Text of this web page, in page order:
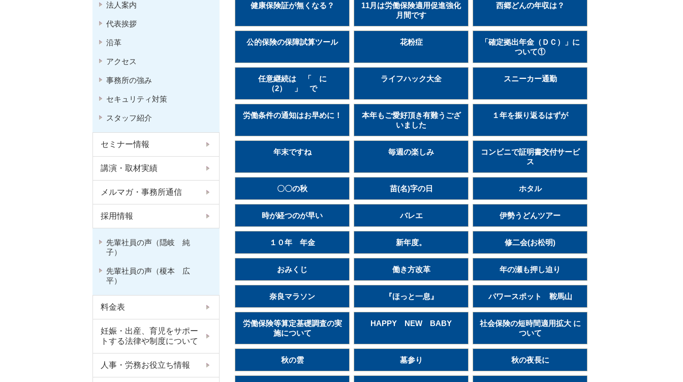
健康保険証が無くなる？
11月は労働保険適用促進強化
月間です
西郷どんの年収は？
公的保険の保障試算ツール 花粉症
「確定拠出年金（ＤＣ）」に
ついて①
任意継続は 「 に
（2） 」 で
ライフハック大全 スニーカー通勤
労働条件の通知はお早めに！
本年もご愛好頂き有難うござ
いました
１年を振り返るはずが
年末ですね 毎週の楽しみ
コンビニで証明書交付サービ
ス
〇〇の秋 苗(名)字の日 ホタル
時が経つのが早い バレエ 伊勢うどんツアー
１０年 年金 新年度。 修二会(お松明)
おみくじ 働き方改革 年の瀬も押し迫り
奈良マラソン 『ほっと一息』 パワースポット 鞍馬山
労働保険等算定基礎調査の実
施について
HAPPY NEW BABY
社会保険の短時間適用拡大 に
ついて
秋の雲 墓参り 秋の夜長に
法人案内
代表挨拶
沿革
アクセス
事務所の強み
セキュリティ対策
スタッフ紹介
セミナー情報
講演・取材実績
メルマガ・事務所通信
採用情報
先輩社員の声（隠岐 純
子）
先輩社員の声（榎本 広
平）
料金表
妊娠・出産、育児をサポー
トする法律や制度について
人事・労務お役立ち情報